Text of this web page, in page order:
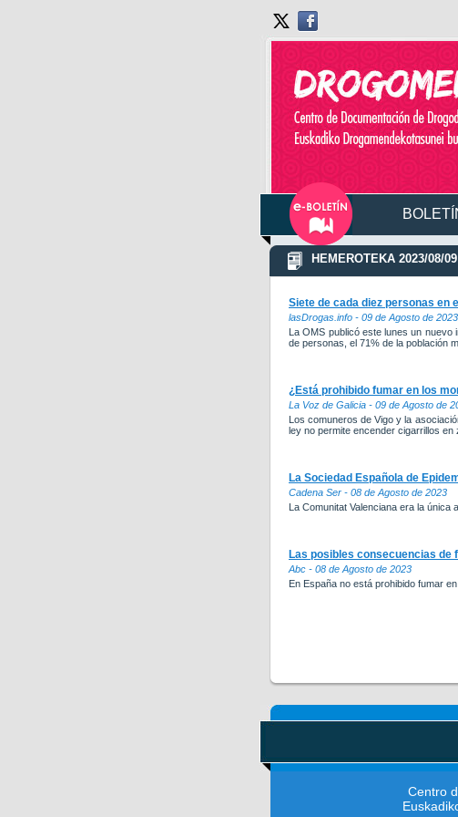
HEMEROTEKA 2023/08/09
Siete de cada diez personas en
lasDrogas.info - 09 de Agosto de 2023
La OMS publicó este lunes un nuevo
de personas, el 71% de la población
¿Está prohibido fumar en los
La Voz de Galicia - 09 de Agosto de
Los comuneros de Vigo y la
ley no permite encender cigarrillos
La Sociedad Española de
Cadena Ser - 08 de Agosto de 2023
La Comunitat Valenciana era la única
Las posibles consecuencias de
Abc - 08 de Agosto de 2023
En España no está prohibido fumar
Centro